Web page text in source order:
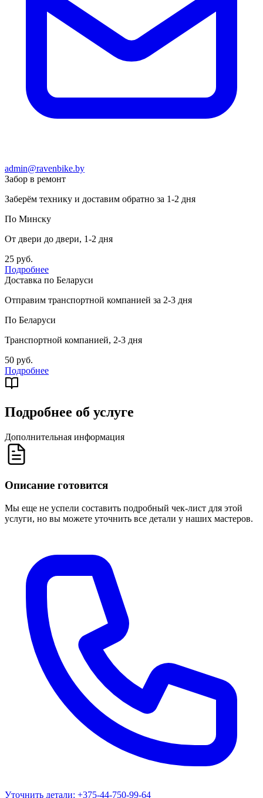
admin@ravenbike.by
Забор в ремонт
Заберём технику и доставим обратно за 1-2 дня
По Минску
От двери до двери, 1-2 дня
25 руб.
Подробнее
Доставка по Беларуси
Отправим транспортной компанией за 2-3 дня
По Беларуси
Транспортной компанией, 2-3 дня
50 руб.
Подробнее
Подробнее об услуге
Дополнительная информация
Описание готовится
Мы еще не успели составить подробный чек-лист для этой
услуги, но вы можете уточнить все детали у наших мастеров.
Уточнить детали: +375-44-750-99-64